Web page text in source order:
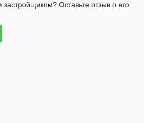
застройщиком? Оставьте отзыв о его